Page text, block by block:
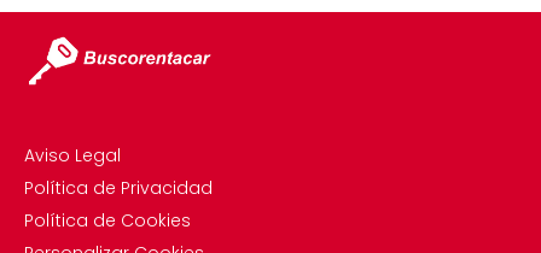
Aviso Legal
Política de Privacidad
Política de Cookies